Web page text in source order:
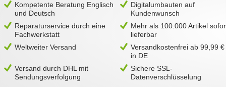
Kompetente Beratung Englisch
und Deutsch
Digitalumbauten auf
Kundenwunsch
Reparaturservice durch eine
Fachwerkstatt
Mehr als 100.000 Artikel
lieferbar
Weltweiter Versand
Versandkostenfrei ab 99,99 €
in DE
Versand durch DHL mit
Sendungsverfolgung
Sichere SSL-
Datenverschlüsselung